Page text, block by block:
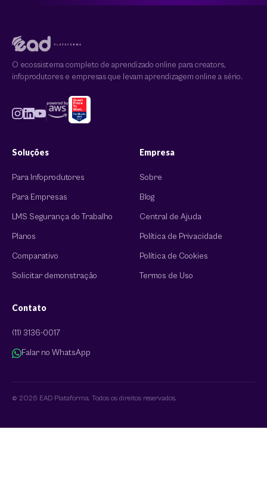
O ecossistema completo de aprendizado online para creators,
infoprodutores e empresas que levam aprendizagem online a sério.
Soluções
Para Infoprodutores
Para Empresas
LMS Segurança do Trabalho
Planos
Comparativo
Solicitar demonstração
Empresa
Sobre
Blog
Central de Ajuda
Política de Privacidade
Política de Cookies
Termos de Uso
Contato
(11) 3136-0017
Falar no WhatsApp
© 2026 EAD Plataforma. Todos os direitos reservados.